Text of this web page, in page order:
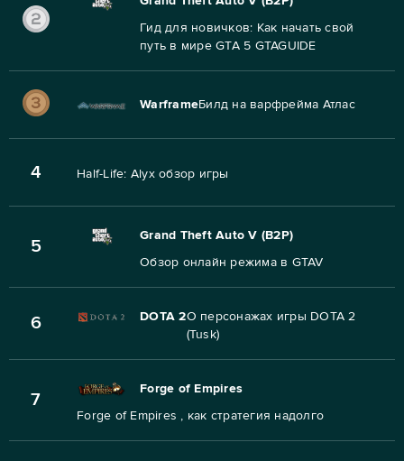
Гид для новичков: Как начать свой
путь в мире GTA 5 GTAGUIDE
WarframeБилд на варфрейма Атлас
4 Half-Life: Alyx обзор игры
5
Grand Theft Auto V (B2P)
Обзор онлайн режима в GTAV
6 DOTA 2О персонажах игры DOTA 2
(Tusk)
7
Forge of Empires
Forge of Empires , как стратегия надолго